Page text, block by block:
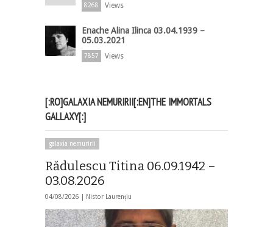
8268 Views
Enache Alina Ilinca 03.04.1939 –
05.03.2021
7857 Views
[:RO]GALAXIA NEMURIRII[:EN]THE IMMORTALS
GALLAXY[:]
galaxia nemuririi
Rădulescu Titina 06.09.1942 –
03.08.2026
04/08/2026 | Nistor Laurențiu